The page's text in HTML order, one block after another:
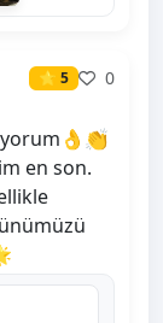
⭐ 5
0
en son.